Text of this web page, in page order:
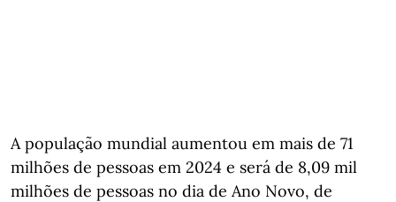
A população mundial aumentou em mais de 71
milhões de pessoas em 2024 e será de 8,09 mil
milhões de pessoas no dia de Ano Novo, de